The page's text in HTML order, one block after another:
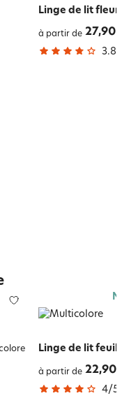
Linge de lit
à partir de 27,90
3.8
Linge de lit
à partir de 22,90
4/5